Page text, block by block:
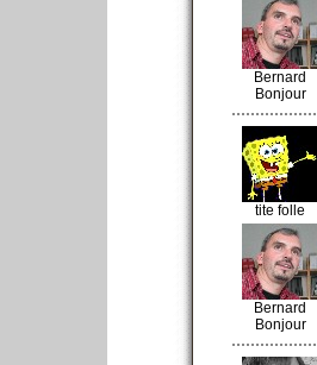
Bernard
Bonjour
tite folle
Bernard
Bonjour